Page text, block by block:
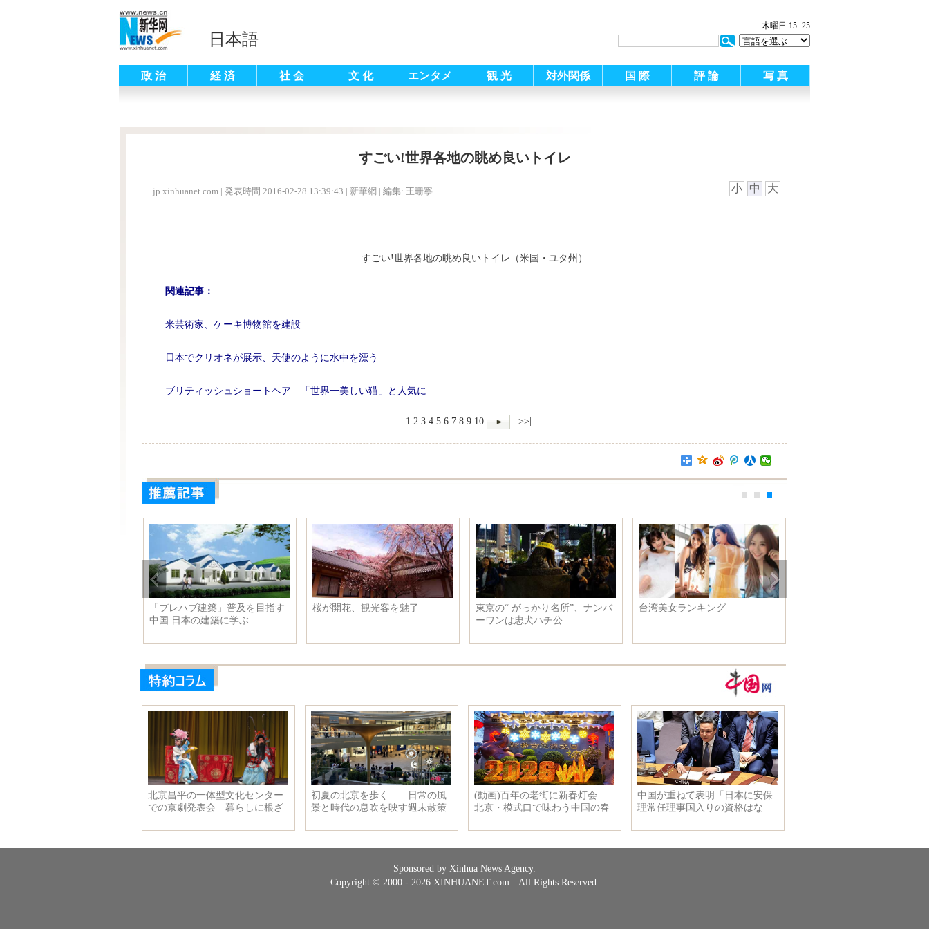
日本語
木曜日 15 25
政 治 経 済 社 会 文 化 エンタメ 観 光 対外関係 国 際 評 論 写 真
すごい!世界各地の眺め良いトイレ
jp.xinhuanet.com | 発表時間 2016-02-28 13:39:43 | 新華網 | 編集: 王珊寧 小 中 大
すごい!世界各地の眺め良いトイレ（米国・ユタ州）
関連記事：
米芸術家、ケーキ博物館を建設
日本でクリオネが展示、天使のように水中を漂う
ブリティッシュショートヘア 「世界一美しい猫」と人気に
1 2 3 4 5 6 7 8 9 10 >>|
「プレハブ建築」普及を目指す
中国 日本の建築に学ぶ
桜が開花、観光客を魅了
東京の“ がっかり名所”、ナンバ
ーワンは忠犬ハチ公
台湾美女ランキング
Sponsored by Xinhua News Agency.
Copyright © 2000 - 2026 XINHUANET.com All Rights Reserved.